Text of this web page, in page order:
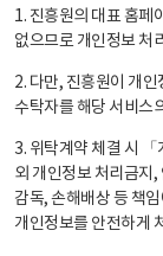
1. 진흥원의 대표 홈
없으므로 개인정보 처
2. 다만, 진흥원이 개
수탁자를 해당 서비스
3. 위탁계약 체결 시
외 개인정보 처리금지,
감독, 손해배상 등 책
개인정보를 안전하게